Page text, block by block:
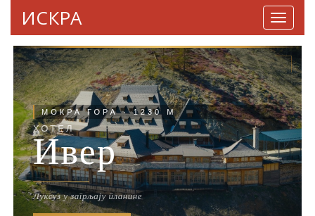
ИСКРА